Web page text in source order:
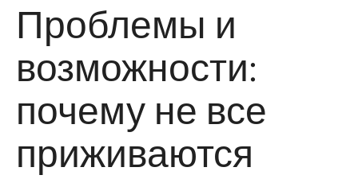
Проблемы и
возможности:
почему не все
приживаются